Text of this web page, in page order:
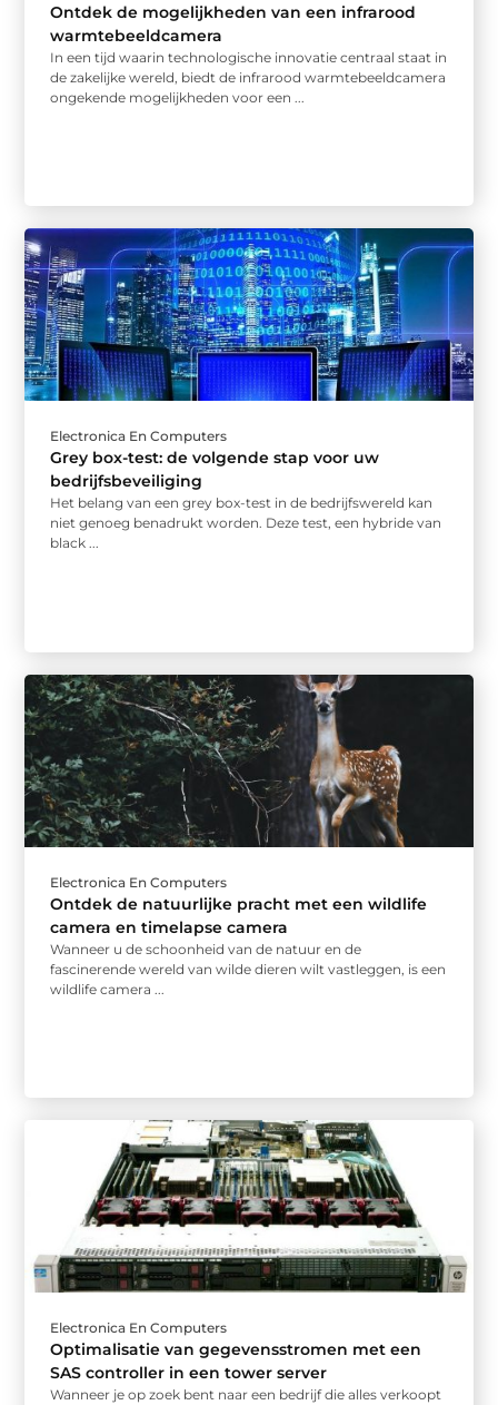
Ontdek de mogelijkheden van een infrarood
warmtebeeldcamera
In een tijd waarin technologische innovatie centraal staat in
de zakelijke wereld, biedt de infrarood warmtebeeldcamera
ongekende mogelijkheden voor een ...
Electronica En Computers
Grey box-test: de volgende stap voor uw
bedrijfsbeveiliging
Het belang van een grey box-test in de bedrijfswereld kan
niet genoeg benadrukt worden. Deze test, een hybride van
black ...
Electronica En Computers
Ontdek de natuurlijke pracht met een wildlife
camera en timelapse camera
Wanneer u de schoonheid van de natuur en de
fascinerende wereld van wilde dieren wilt vastleggen, is een
wildlife camera ...
Electronica En Computers
Optimalisatie van gegevensstromen met een
SAS controller in een tower server
Wanneer je op zoek bent naar een bedrijf die alles verkoopt